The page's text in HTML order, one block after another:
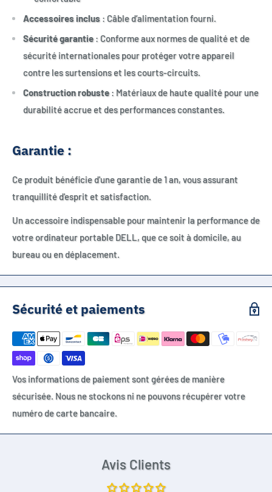
Accessoires inclus : Câble d’alimentation fourni.
Sécurité garantie: Conforme aux normes de qualité et de
sécurité internationales pour protéger votre appareil
contre les surtensions et les courts-circuits.
Construction robuste: Matériaux de haute qualité pour une
durabilité accrue et des performances constantes.
Garantie :
Ce produit bénéficie d'une garantie de 1 an, vous assurant
tranquillité d'esprit et satisfaction.
Un accessoire indispensable pour maintenir la performance de
votre ordinateur portable DELL, que ce soit à domicile, au
bureau ou en déplacement.
Sécurité et paiements
Vos informations de paiement sont gérées de manière
sécurisée. Nous ne stockons ni ne pouvons récupérer votre
numéro de carte bancaire.
Avis Clients